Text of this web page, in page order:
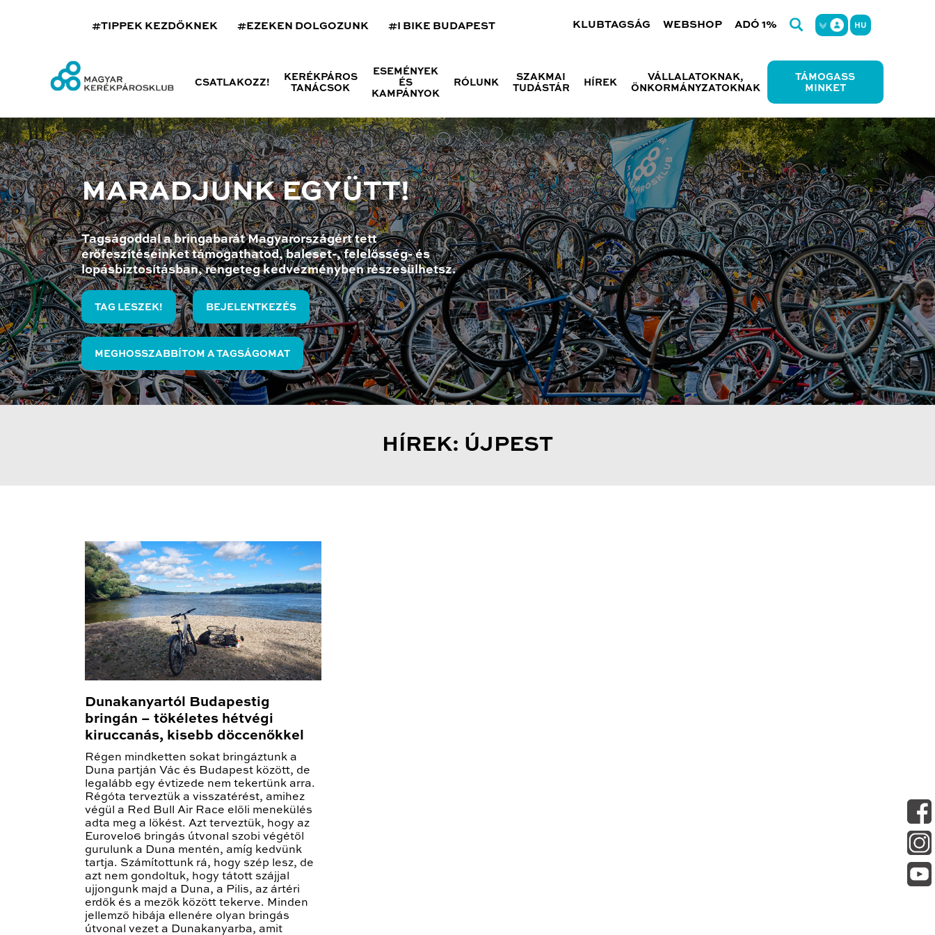
#TIPPEK KEZDŐKNEK #EZEKEN DOLGOZUNK #I BIKE BUDAPEST KLUBTAGSÁG WEBSHOP ADÓ 1% HU
CSATLAKOZZ!
KERÉKPÁROS
TANÁCSOK
ESEMÉNYEK
ÉS
KAMPÁNYOK
RÓLUNK
SZAKMAI
TUDÁSTÁR
HÍREK
VÁLLALATOKNAK,
ÖNKORMÁNYZATOKNAK
TÁMOGASS
MINKET
MARADJUNK EGYÜTT!
Tagságoddal a bringabarát Magyarországért tett
erőfeszítéseinket támogathatod, baleset-, felelősség- és
lopásbiztosításban, rengeteg kedvezményben részesülhetsz.
TAG LESZEK! BEJELENTKEZÉS
MEGHOSSZABBÍTOM A TAGSÁGOMAT
HÍREK: ÚJPEST
Dunakanyartól Budapestig
bringán – tökéletes hétvégi
kiruccanás, kisebb döccenőkkel
Régen mindketten sokat bringáztunk a
Duna partján Vác és Budapest között, de
legalább egy évtizede nem tekertünk arra.
Régóta terveztük a visszatérést, amihez
végül a Red Bull Air Race előli menekülés
adta meg a lökést. Azt terveztük, hogy az
Eurovelo6 bringás útvonal szobi végétől
gurulunk a Duna mentén, amíg kedvünk
tartja. Számítottunk rá, hogy szép lesz, de
azt nem gondoltuk, hogy tátott szájjal
ujjongunk majd a Duna, a Pilis, az ártéri
erdők és a mezők között tekerve. Minden
jellemző hibája ellenére olyan bringás
útvonal vezet a Dunakanyarba, amit